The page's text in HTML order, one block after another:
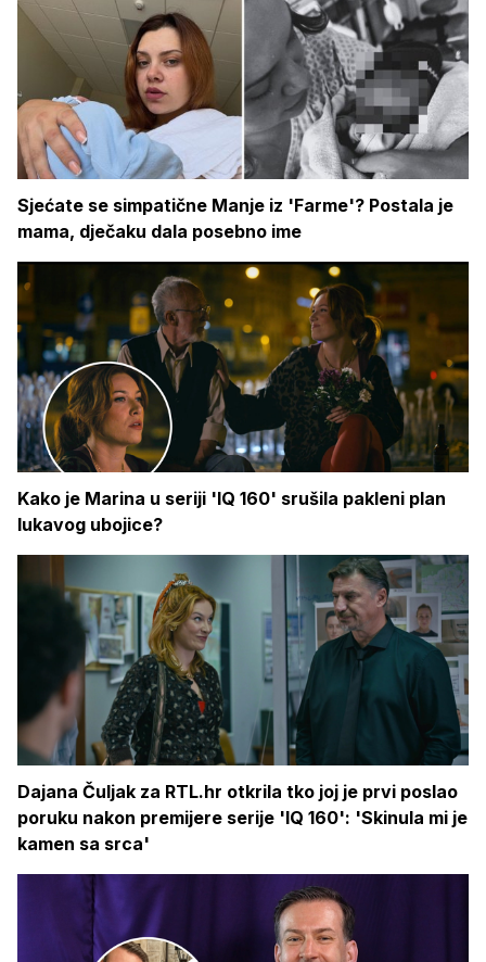
Sjećate se simpatične Manje iz 'Farme'? Postala je
mama, dječaku dala posebno ime
Kako je Marina u seriji 'IQ 160' srušila pakleni plan
lukavog ubojice?
Dajana Čuljak za RTL.hr otkrila tko joj je prvi poslao
poruku nakon premijere serije 'IQ 160': 'Skinula mi je
kamen sa srca'